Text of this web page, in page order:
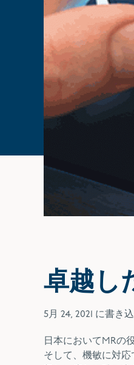
卓越し
5月 24, 2021 に書き
日本においてMRの
そして、機敏に対